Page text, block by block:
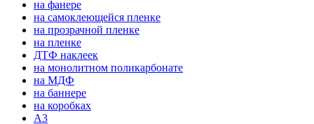
на фанере
на самоклеющейся пленке
на прозрачной пленке
на пленке
ДТФ наклеек
на монолитном поликарбонате
на МДФ
на баннере
на коробках
А3